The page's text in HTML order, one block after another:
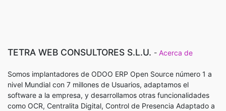
TETRA WEB CONSULTORES S.L.U. - Acerca de
Somos implantadores de ODOO ERP Open Source número 1 a
nivel Mundial con 7 millones de Usuarios, adaptamos el
software a la empresa, y desarrollamos otras funcionalidades
como OCR, Centralita Digital, Control de Presencia Adaptado a